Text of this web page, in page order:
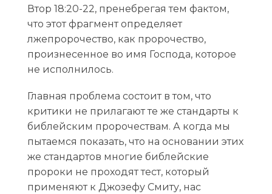
Втор 18:20-22, пренебрегая тем фактом,
что этот фрагмент определяет
лжепророчество, как пророчество,
произнесенное во имя Господа, которое
не исполнилось.
Главная проблема состоит в том, что
критики не прилагают те же стандарты к
библейским пророчествам. А когда мы
пытаемся показать, что на основании этих
же стандартов многие библейские
пророки не проходят тест, который
применяют к Джозефу Смиту, нас